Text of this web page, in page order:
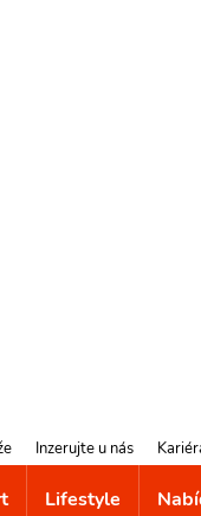
Inzerujte u nás
Lifestyle